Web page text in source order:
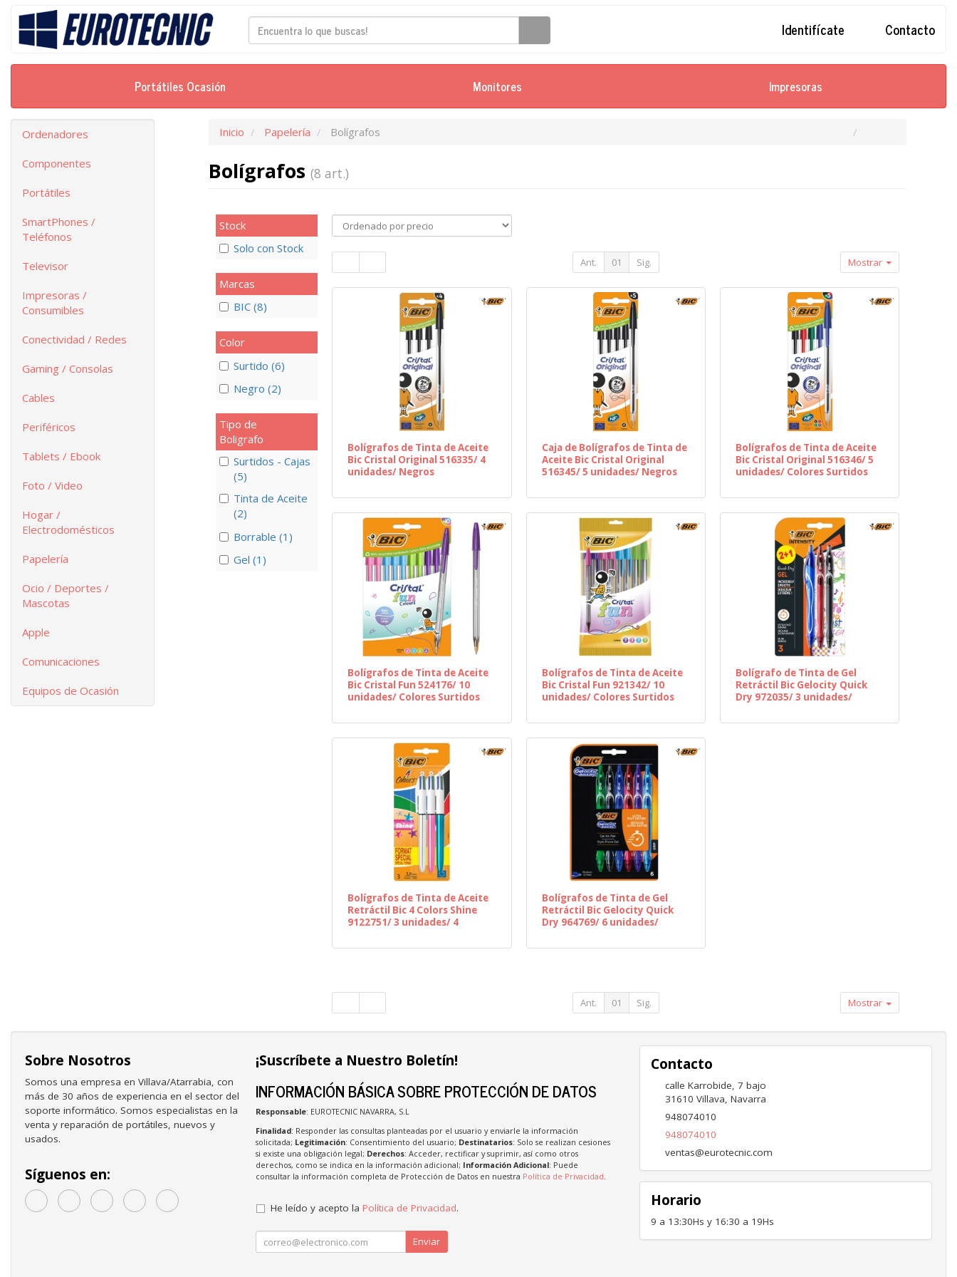
Identifícate Contacto
Portátiles Ocasión Monitores Impresoras
Ordenadores
Componentes
Portátiles
SmartPhones /
Teléfonos
Televisor
Impresoras /
Consumibles
Conectividad / Redes
Gaming / Consolas
Cables
Periféricos
Tablets / Ebook
Foto / Video
Hogar /
Electrodomésticos
Papelería
Ocio / Deportes /
Mascotas
Apple
Comunicaciones
Equipos de Ocasión
Inicio Papelería Bolígrafos
Bolígrafos (8 art.)
Stock
Solo con Stock
Marcas
BIC (8)
Color
Surtido (6)
Negro (2)
Tipo de
Boligrafo
Surtidos - Cajas
(5)
Tinta de Aceite
(2)
Borrable (1)
Gel (1)
Ant. 01 Sig. Mostrar
Bolígrafos de Tinta de Aceite
Bic Cristal Original 516335/ 4
unidades/ Negros
Caja de Bolígrafos de Tinta de
Aceite Bic Cristal Original
516345/ 5 unidades/ Negros
Bolígrafos de Tinta de Aceite
Bic Cristal Original 516346/ 5
unidades/ Colores Surtidos
Bolígrafos de Tinta de Aceite
Bic Cristal Fun 524176/ 10
unidades/ Colores Surtidos
Bolígrafos de Tinta de Aceite
Bic Cristal Fun 921342/ 10
unidades/ Colores Surtidos
Bolígrafo de Tinta de Gel
Retráctil Bic Gelocity Quick
Dry 972035/ 3 unidades/
Bolígrafos de Tinta de Aceite
Retráctil Bic 4 Colors Shine
9122751/ 3 unidades/ 4
Color Brillante
Bolígrafos de Tinta de Gel
Retráctil Bic Gelocity Quick
Dry 964769/ 6 unidades/
Ant. 01 Sig. Mostrar
Sobre Nosotros
Somos una empresa en Villava/Atarrabia, con
más de 30 años de experiencia en el sector del
soporte informático. Somos especialistas en la
venta y reparación de portátiles, nuevos y
usados.
Síguenos en:
¡Suscríbete a Nuestro Boletín!
INFORMACIÓN BÁSICA SOBRE PROTECCIÓN DE DATOS
Responsable: EUROTECNIC NAVARRA, S.L
Finalidad: Responder las consultas planteadas por el usuario y enviarle la información
solicitada; Legitimación: Consentimiento del usuario; Destinatarios: Solo se realizan cesiones
si existe una obligación legal; Derechos: Acceder, rectificar y suprimir, así como otros
derechos, como se indica en la información adicional; Información Adicional: Puede
consultar la información completa de Protección de Datos en nuestra Política de Privacidad
He leído y acepto la Política de Privacidad.
Enviar
Contacto
calle Karrobide, 7 bajo
31610 Villava Navarra
948074010
948074010
ventas@eurotecnic.com
Horario
9 a 13:30Hs y 16:30 a 19Hs